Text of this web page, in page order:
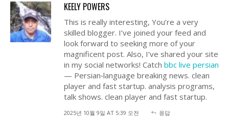
KEELY POWERS
This is really interesting, You’re a very
skilled blogger. I’ve joined your feed and
look forward to seeking more of your
magnificent post. Also, I’ve shared your site
in my social networks! Catch bbc live persian
— Persian‑language breaking news. clean
player and fast startup. analysis programs,
talk shows. clean player and fast startup.
2025년 10월 9일 AT 5:39 오전 응답